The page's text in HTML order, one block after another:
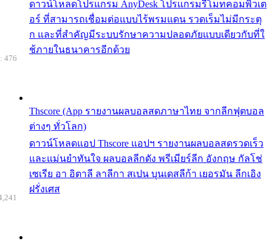
ดาวน์โหลดโปรแกรม AnyDesk โปรแกรมรีโมทคอมพิวเต
อร์ ที่สามารถเชื่อมต่อแบบไร้พรมแดน รวดเร็มไม่มีกระตุ
ก และที่สำคัญมีระบบรักษาความปลอดภัยแบบเดียวกับที่ใ
ช้ภายในธนาคารอีกด้วย
Thscore (App รายงานผลบอลสดภาษาไทย จากลีกฟุตบอล
ต่างๆ ทั่วโลก)
ดาวน์โหลดแอป Thscore แอปฯ รายงานผลบอลสดรวดเร็ว
และแม่นยำทันใจ ผลบอลลีกดัง พรีเมียร์ลีก อังกฤษ กัลโช่
เซเรีย อา อิตาลี ลาลีกา สเปน บุนเดสลีก้า เยอรมัน ลีกเอิง
ฝรั่งเศส
476